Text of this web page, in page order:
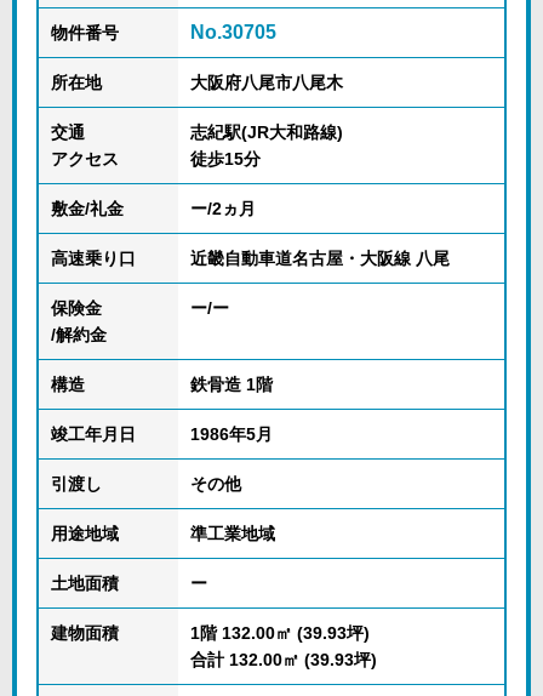
物件番号 No.30705
所在地 大阪府八尾市八尾木
交通
アクセス
志紀駅(JR大和路線)
徒歩15分
敷金/礼金 ー/2ヵ月
高速乗り口 近畿自動車道名古屋・大阪線 八尾
保険金
/解約金
ー/ー
構造 鉄骨造 1階
竣工年月日 1986年5月
引渡し その他
用途地域 準工業地域
土地面積 ー
建物面積
1階 132.00㎡ (39.93坪)
合計 132.00㎡ (39.93坪)